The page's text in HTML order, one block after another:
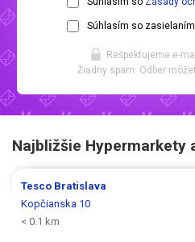
Súhlasím so
Rešpektujeme e-
Žiadny spam. Odber
Najbližšie Hypermarkety
Tesco Bratislava
Kopčianska 10
< 0.1 km